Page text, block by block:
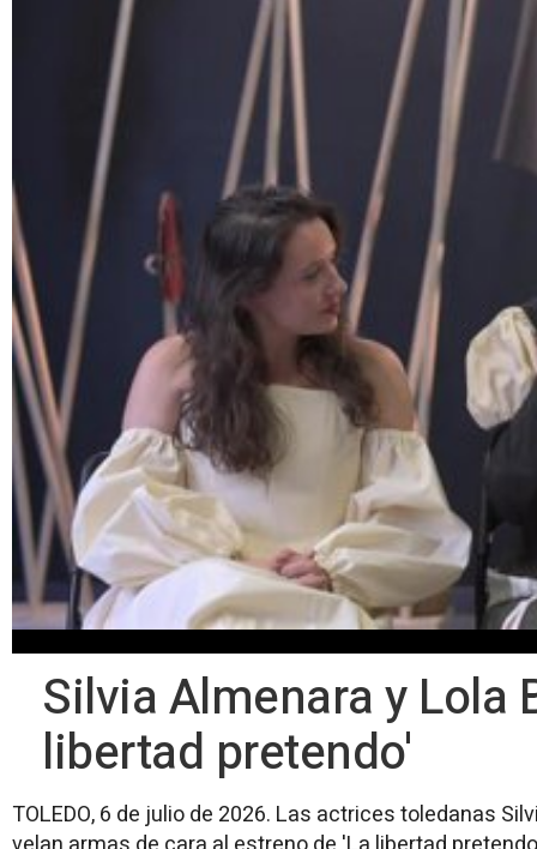
Silvia Almenara y Lola
libertad pretendo'
TOLEDO, 6 de julio de 2026. Las actrices toledanas